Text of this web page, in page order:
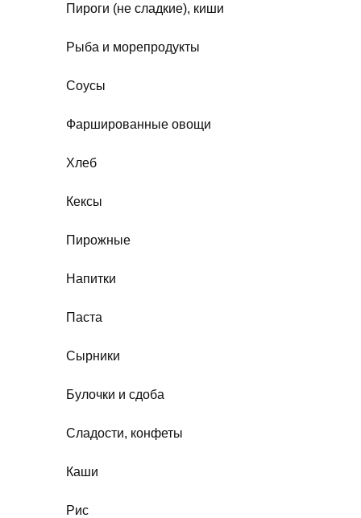
Пироги (не сладкие), киши
Рыба и морепродукты
Соусы
Фаршированные овощи
Хлеб
Кексы
Пирожные
Напитки
Паста
Сырники
Булочки и сдоба
Сладости, конфеты
Каши
Рис